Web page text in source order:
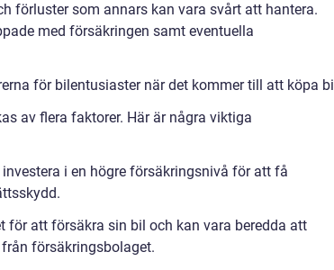
förluster som annars kan vara svårt att hantera.
med försäkringen samt eventuella
för bilentusiaster när det kommer till att köpa bil
av flera faktorer. Här är några viktiga
i en högre försäkringsnivå för att få
för att försäkra sin bil och kan vara beredda att
försäkringsbolaget.